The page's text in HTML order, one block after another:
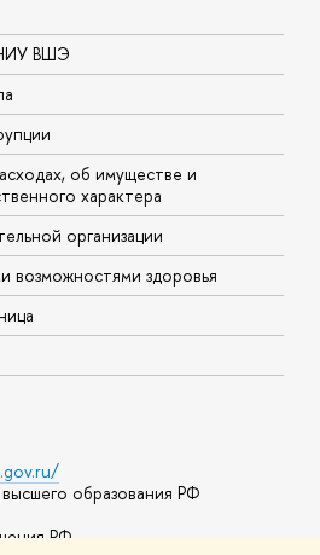
ВШЭ
об имуществе и
характера
организации
возможностями здоровья
образования РФ
РФ